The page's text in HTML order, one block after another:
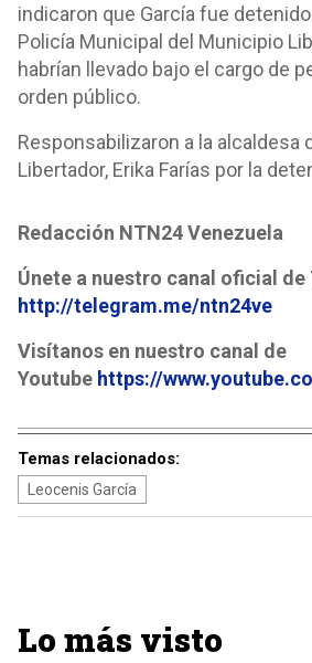
indicaron que García fue
Policía Municipal del Municipio
habrían llevado bajo el cargo de
orden público.
Responsabilizaron a la alcaldesa
Libertador, Erika Farías por la
Redacción NTN24 Venezuela
Únete a nuestro canal oficial
http://telegram.me/ntn24ve
Visítanos en nuestro canal de
Youtube https://
Temas relacionados:
Leocenis García
Lo más visto